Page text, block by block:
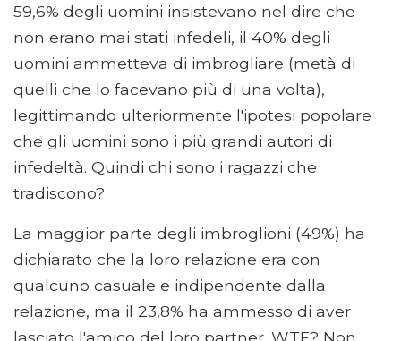
59,6% degli uomini insistevano nel dire che
non erano mai stati infedeli, il 40% degli
uomini ammetteva di imbrogliare (metà di
quelli che lo facevano più di una volta),
legittimando ulteriormente l'ipotesi popolare
che gli uomini sono i più grandi autori di
infedeltà. Quindi chi sono i ragazzi che
tradiscono?
La maggior parte degli imbroglioni (49%) ha
dichiarato che la loro relazione era con
qualcuno casuale e indipendente dalla
relazione, ma il 23,8% ha ammesso di aver
lasciato l'amico del loro partner. WTF? Non